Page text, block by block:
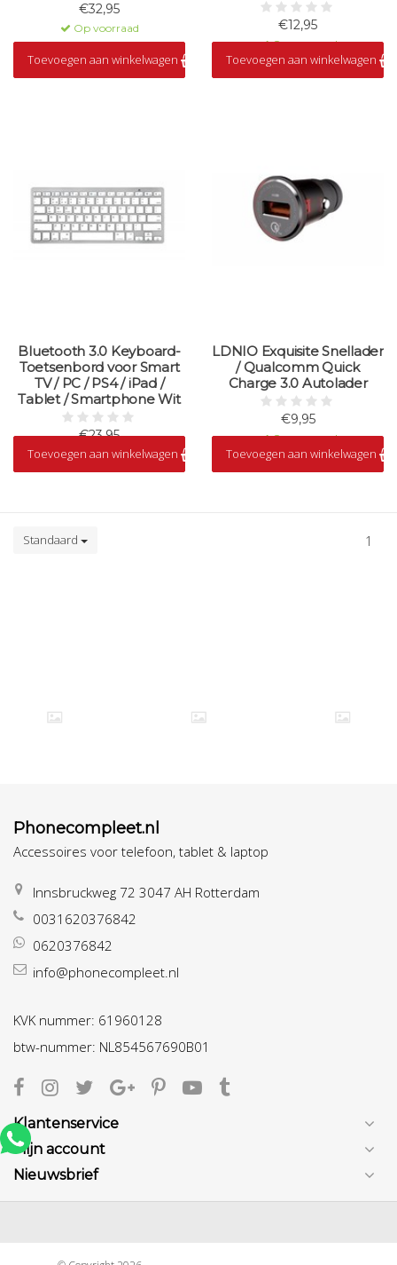
€32,95
Op voorraad
Toevoegen aan winkelwagen
€12,95
Op voorraad
Toevoegen aan winkelwagen
Bluetooth 3.0 Keyboard-
Toetsenbord voor Smart
TV / PC / PS4 / iPad /
Tablet / Smartphone Wit
€23,95
Op voorraad
Toevoegen aan winkelwagen
LDNIO Exquisite Snellader
/ Qualcomm Quick
Charge 3.0 Autolader
€9,95
Op voorraad
Toevoegen aan winkelwagen
Standaard 1
Phonecompleet.nl
Accessoires voor telefoon, tablet & laptop
Innsbruckweg 72 3047 AH Rotterdam
0031620376842
0620376842
info@phonecompleet.nl
KVK nummer: 61960128
btw-nummer: NL854567690B01
Klantenservice
Mijn account
Nieuwsbrief